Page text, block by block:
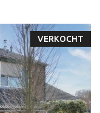
VERKOCHT